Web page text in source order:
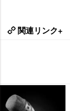
関連リンク+